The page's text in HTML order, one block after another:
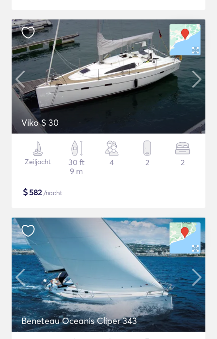
Viko S 30
Zeiljacht
30 ft
9 m
4 2 2
$582/nacht
Beneteau Oceanis Clíper 343